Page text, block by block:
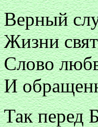
Верный
Жизни
Слово
И
Так перед